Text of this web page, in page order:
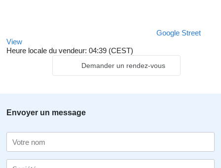
Google Street
View
Heure locale du vendeur: 04:39 (CEST)
Demander un rendez-vous
Envoyer un message